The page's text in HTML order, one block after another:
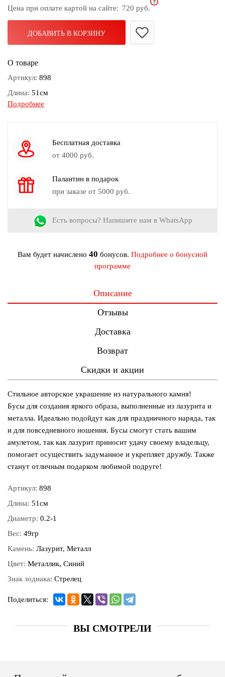
дома
для
пляжа
Цена при оплате картой на сайте: 720 руб.
ДОБАВИТЬ В КОРЗИНУ
О товаре
Артикул: 898
Длина: 51см
Диаметр:0.2-1
Цвет:Металлик, Синий
Подробнее
Бесплатная доставка
от 4000 руб.
Палантин в подарок
при заказе от 5000 руб.
Есть вопросы? Напишите нам в WhatsApp
Вам будет начислено 40 бонусов. Подробнее о бонусной
программе
Описание
Отзывы
Доставка
Возврат
Скидки и акции
Стильное авторское украшение из натурального камня!
Бусы для создания яркого образа, выполненные из лазурита и
металла. Идеально подойдут как для праздничного наряда, так
и для повседневного ношения. Бусы смогут стать вашим
амулетом, так как лазурит приносит удачу своему владельцу,
помогает осуществить задуманное и укрепляет дружбу. Также
станут отличным подарком любимой подруге!
Артикул: 898
Длина: 51см
Диаметр: 0.2-1
Вес: 49гр
Камень: Лазурит, Металл
Цвет: Металлик, Синий
Знак зодиака: Стрелец
Поделиться:
ВЫ СМОТРЕЛИ